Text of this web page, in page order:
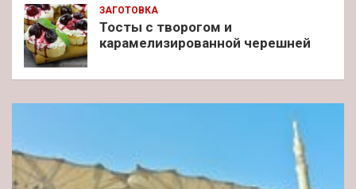
ЗАГОТОВКА
Тосты с творогом и
карамелизированной черешней